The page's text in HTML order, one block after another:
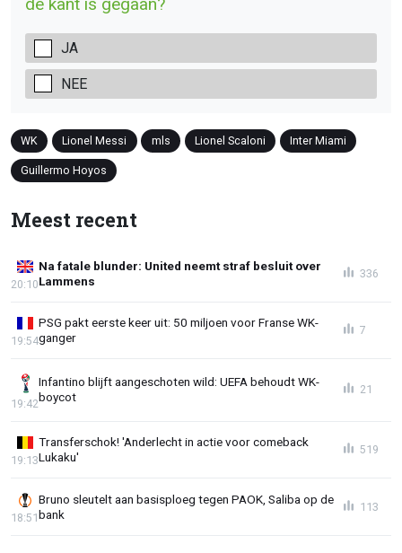
JA
NEE
WK Lionel Messi mls Lionel Scaloni Inter Miami
Guillermo Hoyos
Meest recent
Na fatale blunder: United neemt straf besluit over
Lammens
20:10
336
PSG pakt eerste keer uit: 50 miljoen voor Franse WK-
ganger
19:54
7
Infantino blijft aangeschoten wild: UEFA behoudt WK-
boycot
19:42
21
Transferschok! 'Anderlecht in actie voor comeback
Lukaku'
19:13
519
Bruno sleutelt aan basisploeg tegen PAOK, Saliba op de
bank
18:51
113